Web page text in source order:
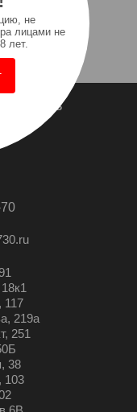
117
219а
251
38
103
не
лицами не
лет.